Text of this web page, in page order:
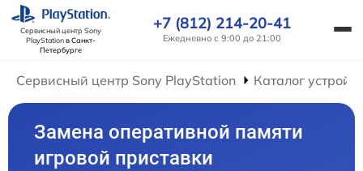
Сервисный центр Sony
PlayStationв Санкт-
Петербурге
+7 (812) 214-20-41
Ежедневно с 9:00 до 21:00
Сервисный центр Sony PlayStation Каталог
Замена оперативной памяти
игровой приставки